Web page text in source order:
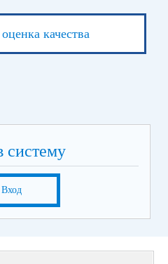
качества
систему
Вход